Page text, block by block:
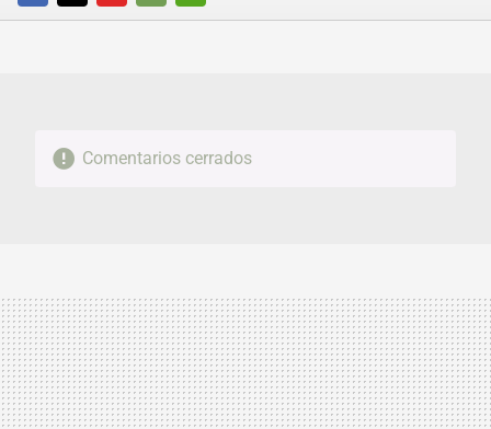
FACEBOOKTWITTERFLIPBOARD
E-
WHATSAPP
Comentarios cerrados